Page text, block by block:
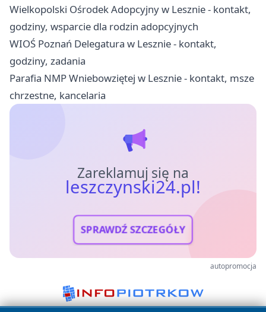
Wielkopolski Ośrodek Adopcyjny w Lesznie - kontakt,
godziny, wsparcie dla rodzin adopcyjnych
WIOŚ Poznań Delegatura w Lesznie - kontakt,
godziny, zadania
Parafia NMP Wniebowziętej w Lesznie - kontakt, msze
chrzestne, kancelaria
Zareklamuj się na
leszczynski24.pl!
SPRAWDŹ SZCZEGÓŁY
autopromocja